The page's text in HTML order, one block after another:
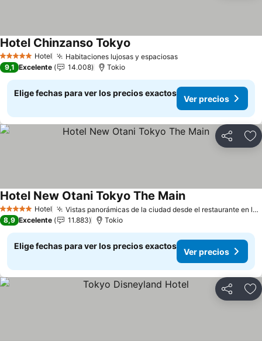
5 Estrellas Hotel Habitaciones lujosas y espaciosasVer precios
Hotel Chinzanso Tokyo
9,1 Excelente 14.008 Tokio
Elige fechas para ver los precios exactos
Ver precios
Compartir
5 Estrellas Hotel Vistas panorámicas de la ciudad desde el restaurante en las alturas
Hotel New Otani Tokyo The MainVer precios
8,9 Excelente 11.883 Tokio
Elige fechas para ver los precios exactos
Ver precios
Compartir